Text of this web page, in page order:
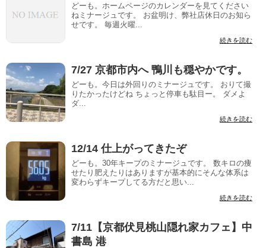
どーも。ホームページのカレンダーを見てください
ねミナージュです。 お盆明け、弊社店休日のお知ら
せです。 毎週火曜...
続きを読む
7/27 京都市内へ 鴨川も穏やかです。
どーも。今日は外回りのミナージュです。 おりて撮
りたかったけどね ちょっと停車も駄目ー。 ダメよ
ダ...
続きを読む
12/14 仕上がってきたぞ
どーも。30年キープのミナージュです。 数キロの痩
せたり肥えたりはありますが基本的にそんな体系は
変わらずキープしてる方だと思い...
続きを読む
7/11【京都伏見桃山隠れ家カフェ】中
書島 港